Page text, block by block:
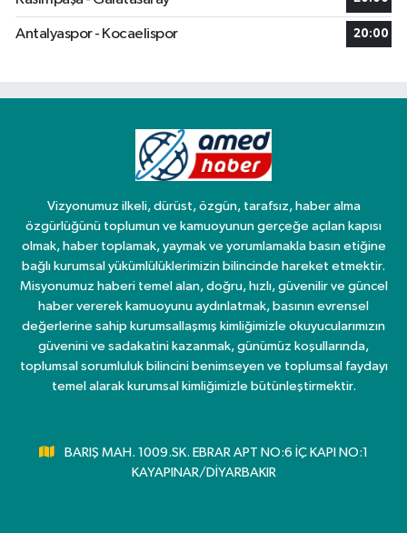
Antalyaspor - Kocaelispor 20:00
Vizyonumuz ilkeli, dürüst, özgün, tarafsız, haber alma
özgürlüğünü toplumun ve kamuoyunun gerçeğe açılan kapısı
olmak, haber toplamak, yaymak ve yorumlamakla basın etiğine
bağlı kurumsal yükümlülüklerimizin bilincinde hareket etmektir.
Misyonumuz haberi temel alan, doğru, hızlı, güvenilir ve güncel
haber vererek kamuoyunu aydınlatmak, basının evrensel
değerlerine sahip kurumsallaşmış kimliğimizle okuyucularımızın
güvenini ve sadakatini kazanmak, günümüz koşullarında,
toplumsal sorumluluk bilincini benimseyen ve toplumsal faydayı
temel alarak kurumsal kimliğimizle bütünleştirmektir.
BARIŞ MAH. 1009.SK. EBRAR APT NO:6 İÇ KAPI NO:1
KAYAPINAR/DİYARBAKIR